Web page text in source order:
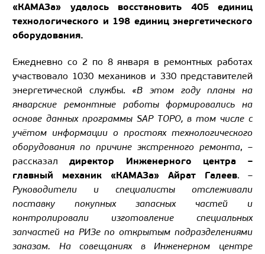
«КАМАЗа» удалось восстановить 405 единиц
технологического и 198 единиц энергетического
оборудования.
Ежедневно со 2 по 8 января в ремонтных работах
участвовало 1030 механиков и 330 представителей
энергетической службы. «В этом году планы на
январские ремонтные работы формировались на
основе данных программы SAP ТОРО, в том числе с
учётом информации о простоях технологического
оборудования по причине экстренного ремонта, –
рассказал директор Инженерного центра –
главный механик «КАМАЗа» Айрат Галеев. –
Руководители и специалисты отслеживали
поставку покупных запасных частей и
контролировали изготовление специальных
запчастей на РИЗе по открытым подразделениями
заказам. На совещаниях в Инженерном центре